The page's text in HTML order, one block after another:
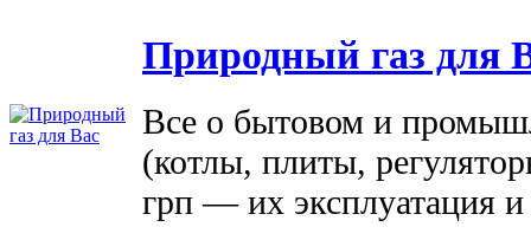
Природный газ для
Все о бытовом и
(котлы, плиты,
грп — их эксплуатация